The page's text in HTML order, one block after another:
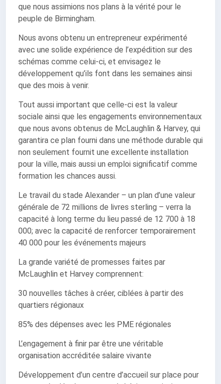
que nous assimions nos plans à la vérité pour le
peuple de Birmingham.
Nous avons obtenu un entrepreneur expérimenté
avec une solide expérience de l’expédition sur des
schémas comme celui-ci, et envisagez le
développement qu’ils font dans les semaines ainsi
que des mois à venir.
Tout aussi important que celle-ci est la valeur
sociale ainsi que les engagements environnementaux
que nous avons obtenus de McLaughlin & Harvey, qui
garantira ce plan fourni dans une méthode durable qui
non seulement fournit une excellente installation
pour la ville, mais aussi un emploi significatif comme
formation les chances aussi.
Le travail du stade Alexander – un plan d’une valeur
générale de 72 millions de livres sterling – verra la
capacité à long terme du lieu passé de 12 700 à 18
000; avec la capacité de renforcer temporairement
40 000 pour les événements majeurs
La grande variété de promesses faites par
McLaughlin et Harvey comprennent:
30 nouvelles tâches à créer, ciblées à partir des
quartiers régionaux
85% des dépenses avec les PME régionales
L’engagement à finir par être une véritable
organisation accréditée salaire vivante
Développement d’un centre d’accueil sur place pour